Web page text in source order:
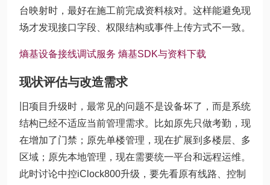
台映射时，最好在施工前完成资料核对。这样能避免现
场才发现接口字段、权限结构或事件上传方式不一致。
熵基设备接线调试服务 熵基SDK与资料下载
现状评估与改造需求
旧项目升级时，最常见的问题不是设备坏了，而是系统
结构已经不适应当前管理需求。比如原先只做考勤，现
在增加了门禁；原先单楼管理，现在扩展到多楼层、多
区域；原先本地管理，现在需要统一平台和远程运维。
此时讨论中控iClock800升级，要先看原有线路、控制